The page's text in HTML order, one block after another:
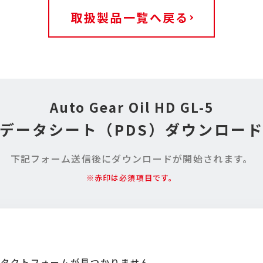
取扱製品一覧へ戻る
Auto Gear Oil HD GL-5
データシート （PDS）ダウンロード
下記フォーム送信後にダウンロードが開始されます。
※赤印は必須項目です。